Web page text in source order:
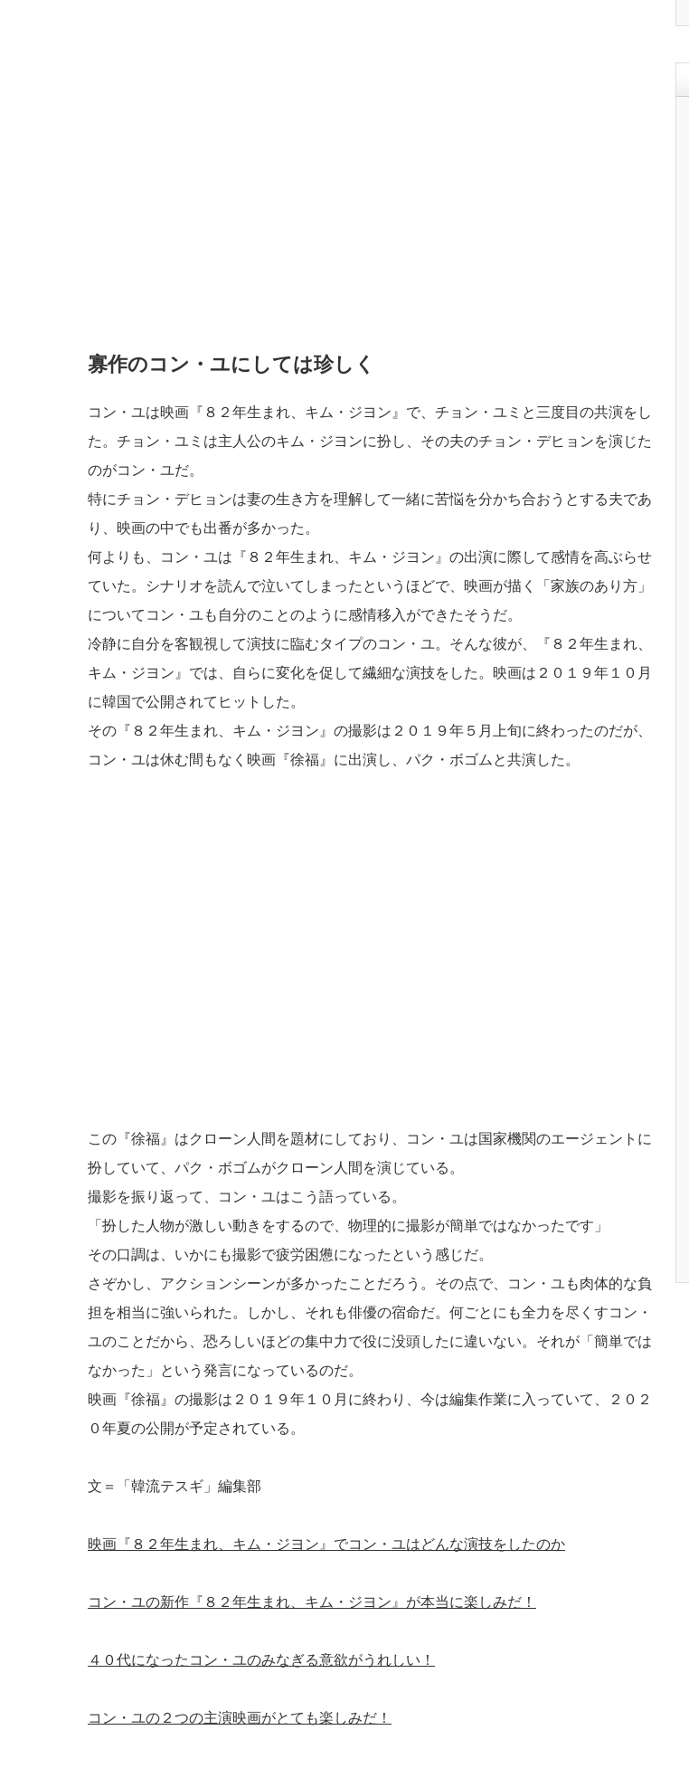
寡作のコン・ユにしては珍しく
コン・ユは映画『８２年生まれ、キム・ジヨン』で、チョン・ユミと三度目の共演をし
た。チョン・ユミは主人公のキム・ジヨンに扮し、その夫のチョン・デヒョンを演じた
のがコン・ユだ。
特にチョン・デヒョンは妻の生き方を理解して一緒に苦悩を分かち合おうとする夫であ
り、映画の中でも出番が多かった。
何よりも、コン・ユは『８２年生まれ、キム・ジヨン』の出演に際して感情を高ぶらせ
ていた。シナリオを読んで泣いてしまったというほどで、映画が描く「家族のあり方」
についてコン・ユも自分のことのように感情移入ができたそうだ。
冷静に自分を客観視して演技に臨むタイプのコン・ユ。そんな彼が、『８２年生まれ、
キム・ジヨン』では、自らに変化を促して繊細な演技をした。映画は２０１９年１０月
に韓国で公開されてヒットした。
その『８２年生まれ、キム・ジヨン』の撮影は２０１９年５月上旬に終わったのだが、
コン・ユは休む間もなく映画『徐福』に出演し、パク・ボゴムと共演した。
この『徐福』はクローン人間を題材にしており、コン・ユは国家機関のエージェントに
扮していて、パク・ボゴムがクローン人間を演じている。
撮影を振り返って、コン・ユはこう語っている。
「扮した人物が激しい動きをするので、物理的に撮影が簡単ではなかったです」
その口調は、いかにも撮影で疲労困憊になったという感じだ。
さぞかし、アクションシーンが多かったことだろう。その点で、コン・ユも肉体的な負
担を相当に強いられた。しかし、それも俳優の宿命だ。何ごとにも全力を尽くすコン・
ユのことだから、恐ろしいほどの集中力で役に没頭したに違いない。それが「簡単では
なかった」という発言になっているのだ。
映画『徐福』の撮影は２０１９年１０月に終わり、今は編集作業に入っていて、２０２
０年夏の公開が予定されている。
文＝「韓流テスギ」編集部
映画『８２年生まれ、キム・ジヨン』でコン・ユはどんな演技をしたのか
コン・ユの新作『８２年生まれ、キム・ジヨン』が本当に楽しみだ！
４０代になったコン・ユのみなぎる意欲がうれしい！
コン・ユの２つの主演映画がとても楽しみだ！